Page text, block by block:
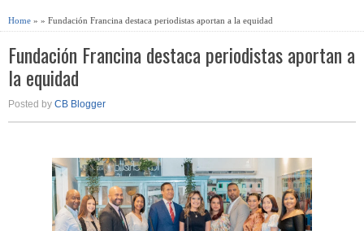
Home » » Fundación Francina destaca periodistas aportan a la equidad
Fundación Francina destaca periodistas aportan a
la equidad
Posted by CB Blogger